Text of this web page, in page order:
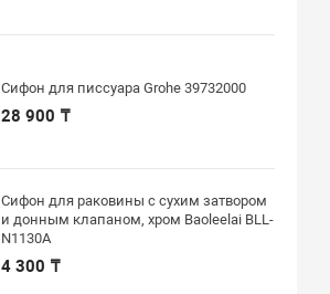
Сифон для писсуара Grohe 39732000
28 900 ₸
Сифон для раковины с сухим затвором
и донным клапаном, хром Baoleelai BLL-
N1130A
4 300 ₸